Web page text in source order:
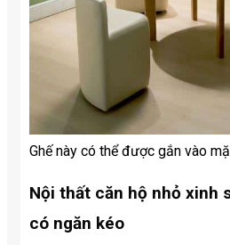
Ghế này có thể được gắn vào
Nội thất căn hộ nhỏ xinh
có ngăn kéo